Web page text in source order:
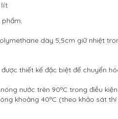
ít
dày 5,5cm giữ nhiệt
thiết kế đặc biệt để chuyển
nước trên 90ºC trong điều
khoảng 40ºC (theo khảo sát